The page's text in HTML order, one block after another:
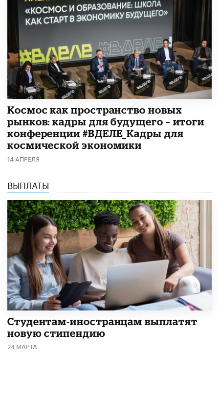
Космос как пространство новых
рынков: кадры для будущего – итоги
конференции #ВДЕЛЕ_Кадры для
космической экономики
14 АПРЕЛЯ
ВЫПЛАТЫ
Студентам-иностранцам выплатят
новую стипендию
24 МАРТА